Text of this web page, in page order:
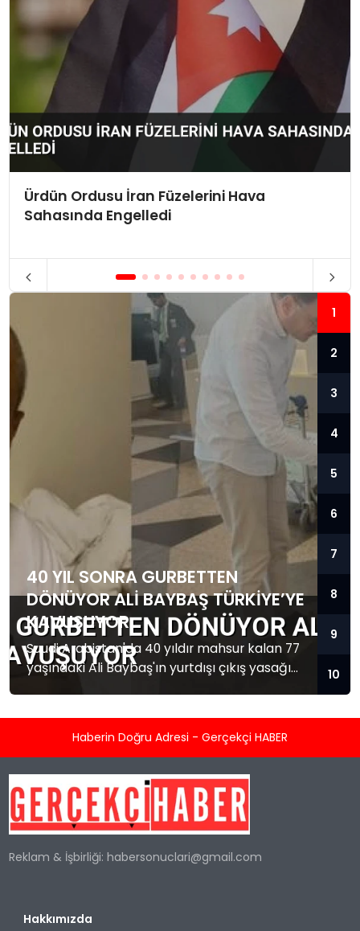
Ürdün Ordusu İran Füzelerini Hava
Sahasında Engelledi
40 YIL SONRA GURBETTEN
DÖNÜYOR ALI BAYBAŞ TÜRKIYE’YE
KAVUŞUYOR
Suudi Arabistan'da 40 yıldır mahsur kalan 77
yaşındaki Ali Baybaş'ın yurtdışı çıkış yasağı
1
2
3
4
5
6
7
8
9
10
Haberin Doğru Adresi - Gerçekçi HABER
Reklam & İşbirliği:habersonuclari@gmail.com
Hakkımızda